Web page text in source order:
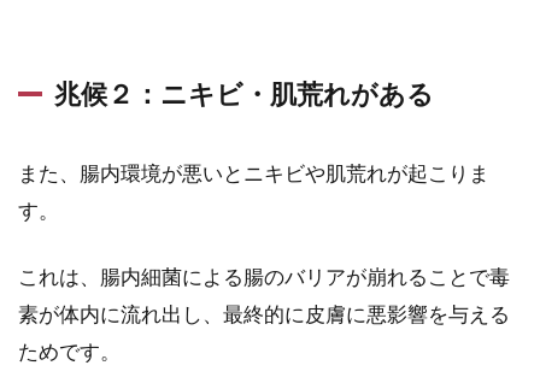
兆候２：ニキビ・肌荒れがある
また、腸内環境が悪いとニキビや肌荒れが起こりま
す。
これは、腸内細菌による腸のバリアが崩れることで毒
素が体内に流れ出し、最終的に皮膚に悪影響を与える
ためです。